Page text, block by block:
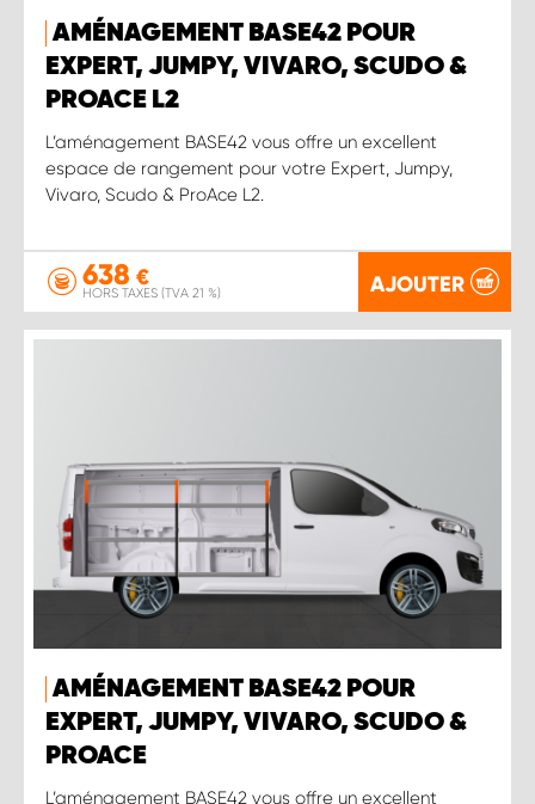
AMÉNAGEMENT BASE42 POUR
EXPERT, JUMPY, VIVARO, SCUDO &
PROACE L2
L’aménagement BASE42 vous offre un excellent
espace de rangement pour votre Expert, Jumpy,
Vivaro, Scudo & ProAce L2.
638 €
HORS TAXES (TVA 21 %) AJOUTER
AMÉNAGEMENT BASE42 POUR
EXPERT, JUMPY, VIVARO, SCUDO &
PROACE
L’aménagement BASE42 vous offre un excellent